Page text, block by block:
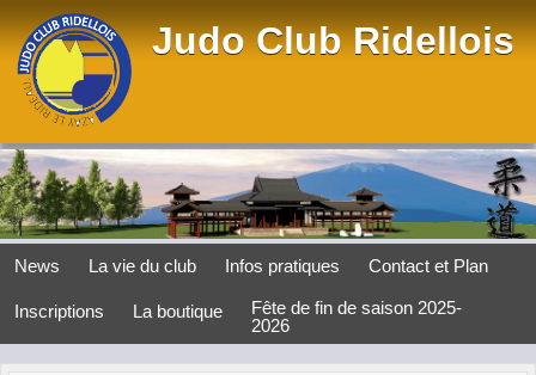
Judo Club Ridellois
News La vie du club Infos pratiques Contact et Plan
Inscriptions La boutique
Fête de fin de saison 2025-
2026
Panneau de gestion des cookies